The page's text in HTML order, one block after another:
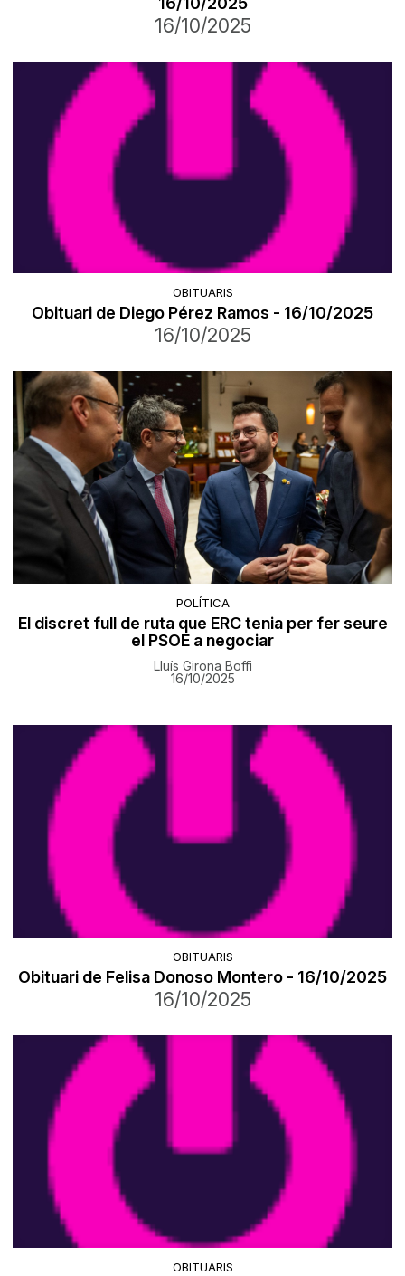
16/10/2025
OBITUARIS
Obituari de Diego Pérez Ramos - 16/10/2025
16/10/2025
POLÍTICA
El discret full de ruta que ERC tenia per fer seure
el PSOE a negociar
Lluís Girona Boffi
16/10/2025
OBITUARIS
Obituari de Felisa Donoso Montero - 16/10/2025
16/10/2025
OBITUARIS